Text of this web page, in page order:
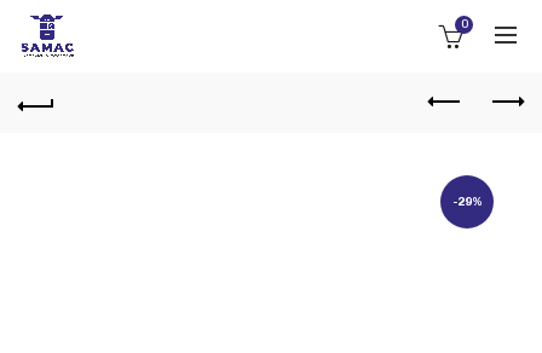
0
-29%